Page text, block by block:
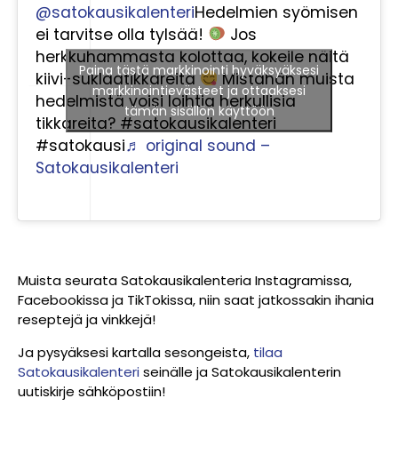
@satokausikalenteriHedelmien syömisen
ei tarvitse olla tylsää!
Jos
herkkuhammasta kolottaa, kokeile näitä
kiivi-suklaatikkareita
Mistähän muista
hedelmistä voisi loihtia herkullisia
tikkareita? #satokausikalenteri
#satokausi♬ original sound –
Satokausikalenteri
Paina tästä markkinointi hyväksyäksesi
markkinointievästeet ja ottaaksesi
tämän sisällön käyttöön
Muista seurata Satokausikalenteria Instagramissa,
Facebookissa ja TikTokissa, niin saat jatkossakin ihania
reseptejä ja vinkkejä!
Ja pysyäksesi kartalla sesongeista, tilaa
Satokausikalenteriseinälle ja Satokausikalenterin
uutiskirje sähköpostiin!